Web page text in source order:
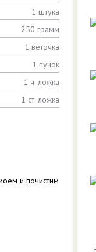
1 штука
250 грамм
1 веточка
1 пучок
1 ч. ложка
1 ст. ложка
и почистим